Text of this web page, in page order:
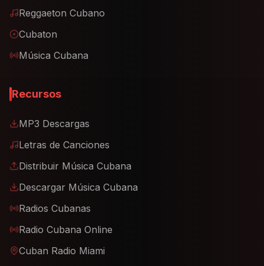
Reggaeton Cubano
Cubaton
Música Cubana
Recursos
MP3 Descargas
Letras de Canciones
Distribuir Música Cubana
Descargar Música Cubana
Radios Cubanas
Radio Cubana Online
Cuban Radio Miami